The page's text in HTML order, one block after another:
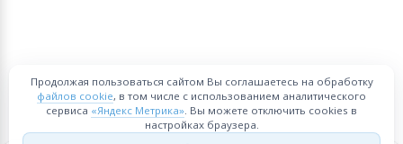
Продолжая пользоваться сайтом Вы соглашаетесь на обработку
файлов cookie, в том числе с использованием аналитического
сервиса «Яндекс Метрика». Вы можете отключить cookies в
настройках браузера.